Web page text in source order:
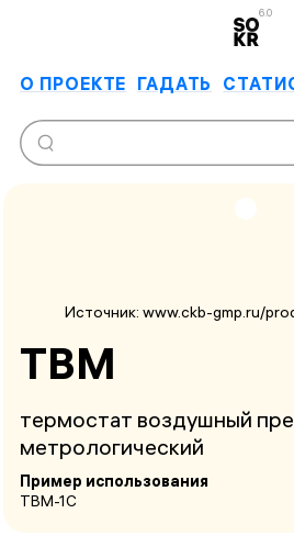
6.0
О ПРОЕКТЕ ГАДАТЬ
Источник: www.ckb-gmp.ru/
ТВМ
термостат воздушный
метрологический
Пример использования
ТВМ-1С